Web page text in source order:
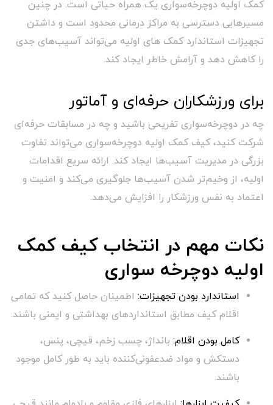
کمک اولیه دوچرخه‌سواری یک همراه حیاتی است. در چنین
مسیرهایی دسترسی به مراکز درمانی محدود است و داشتن
تجهیزات استاندارد کمک های اولیه می‌تواند آسیب‌های جدی
را کاهش دهد و آرامش خاطر ایجاد کند.
برای ورزشکاران حرفه‌ای و آماتور
چه در دوچرخه‌سواری تفریحی باشید و چه در مسابقات حرفه‌ای
شرکت کنید، کیف کمک اولیه دوچرخه‌سواری می‌تواند تفاوت
بزرگی در مدیریت آسیب‌ها ایجاد کند. ارائه سریع اقدامات
اولیه، از وخیم‌تر شدن آسیب‌ها جلوگیری می‌کند و امنیت و
اعتماد به نفس ورزشکار را افزایش می‌دهد.
نکات مهم در انتخاب کیف کمک
اولیه دوچرخه سواری
استاندارد بودن تجهیزات:اطمینان حاصل کنید که تمامی
اقلام کیف مطابق استانداردهای بهداشتی و ایمنی باشند.
کامل بودن اقلام:بانداژ، چسب زخم، قیچی، پنس،
دستکش و مواد ضدعفونی‌کننده باید به طور کامل موجود
باشند.